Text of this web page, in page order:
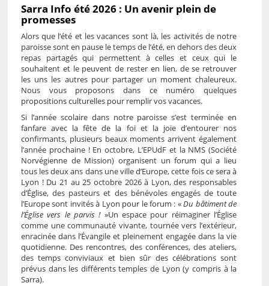
Sarra Info été 2026 : Un avenir plein de
promesses
Alors que l’été et les vacances sont là, les activités de notre
paroisse sont en pause le temps de l’été, en dehors des deux
repas partagés qui permettent à celles et ceux qui le
souhaitent et le peuvent de rester en lien, de se retrouver
les uns les autres pour partager un moment chaleureux.
Nous vous proposons dans ce numéro quelques
propositions culturelles pour remplir vos vacances.
Si l’année scolaire dans notre paroisse s’est terminée en
fanfare avec la fête de la foi et la joie d’entourer nos
confirmants, plusieurs beaux moments arrivent également
l’année prochaine ! En octobre, L’EPUdF et la NMS (Société
Norvégienne de Mission) organisent un forum qui a lieu
tous les deux ans dans une ville d’Europe, cette fois ce sera à
Lyon ! Du 21 au 25 octobre 2026 à Lyon, des responsables
d’Église, des pasteurs et des bénévoles engagés de toute
l’Europe sont invités à Lyon pour le forum : «Du bâtiment de
l’Église vers le parvis !»Un espace pour réimaginer l’Église
comme une communauté vivante, tournée vers l’extérieur,
enracinée dans l’Évangile et pleinement engagée dans la vie
quotidienne. Des rencontres, des conférences, des ateliers,
des temps conviviaux et bien sûr des célébrations sont
prévus dans les différents temples de Lyon (y compris à la
Sarra).